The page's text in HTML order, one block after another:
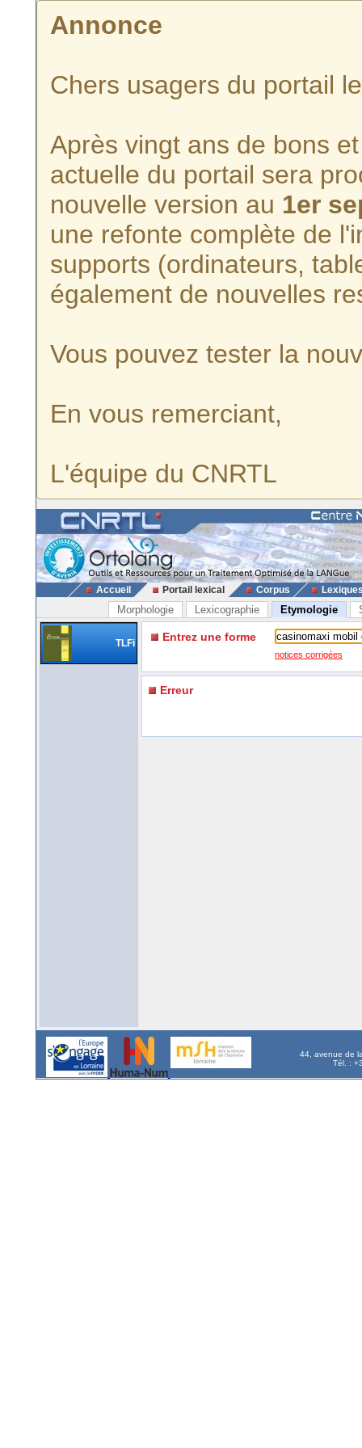
Annonce
Chers usagers du portail
Après vingt ans de bons
actuelle du portail sera
nouvelle version au 1er
une refonte complète de
supports (ordinateurs,
également de nouvelles
Vous pouvez tester la
En vous remerciant,
L'équipe du CNRTL
Accueil Portail lexical Corpus
Morphologie Lexicographie Etymologie
TLFi Entrez une forme
notices corrigées
Erreur
44, avenue de
Tél. :